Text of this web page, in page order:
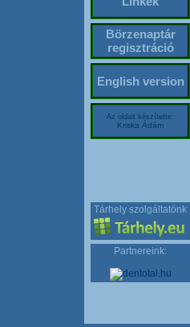
Börzenaptár
regisztráció
English version
Az oldalt készítette:
Kriska Ádám
Tárhely szolgáltatónk
Partnereink: